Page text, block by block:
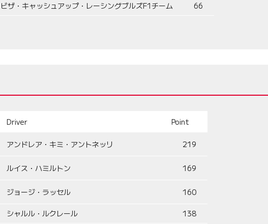
ビザ・キャッシュアップ・レーシングブルズF1チーム
66
Driver Point
アンドレア・キミ・アントネッリ 219
ルイス・ハミルトン 169
ジョージ・ラッセル 160
シャルル・ルクレール
138